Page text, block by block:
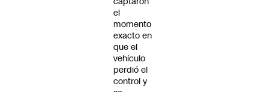
el
momento
exacto en
que el
vehículo
perdió el
control y